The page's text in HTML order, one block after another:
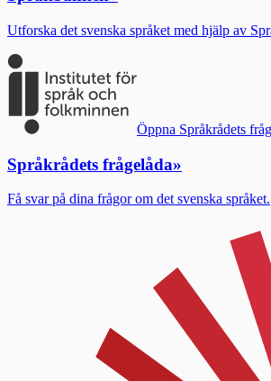
Utforska det svenska språket med hjälp av
Öppna Språkrådets
Språkrådets frågelåda»
Få svar på dina frågor om det svenska språket.